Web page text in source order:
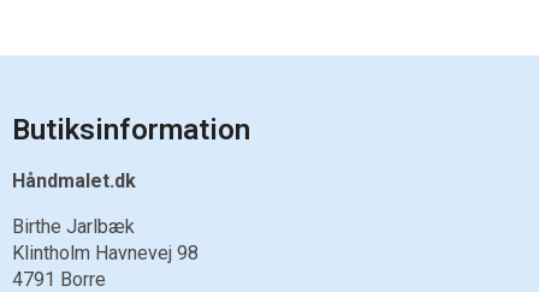
Butiksinformation
Håndmalet.dk
Birthe Jarlbæk
Klintholm Havnevej 98
4791 Borre